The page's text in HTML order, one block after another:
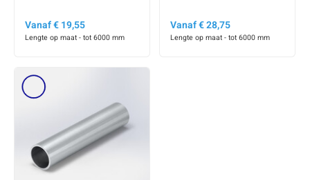
Vanaf € 19,55
Lengte op maat - tot 6000 mm
Vanaf € 28,75
Lengte op maat - tot 6000 mm